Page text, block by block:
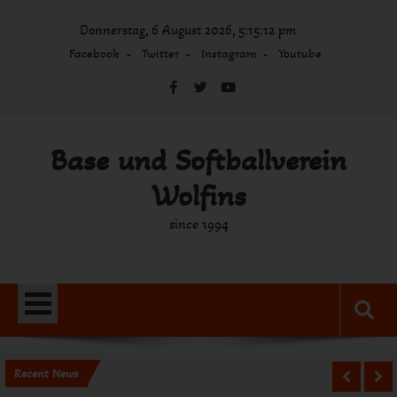
Donnerstag, 6 August 2026, 5:15:12 pm
Facebook Twitter Instagram Youtube
Base und Softballverein
Wolfins
since 1994
Recent News